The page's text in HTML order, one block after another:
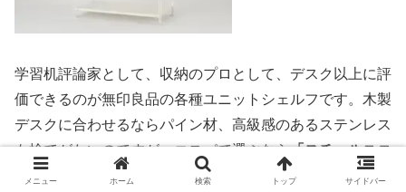
学習机評論家として、収納のプロとして、デスク以上に評
価できるのが無印良品の各種ユニットシェルフです。木製
デスクに合わせるならパイン材、高級感のあるステンレス
も捨てがたいのですが、コスパで選ぶなら「スチールユニ
ットシェルフ」
でしょう。
メニュー ホーム 検索 トップ サイドバー